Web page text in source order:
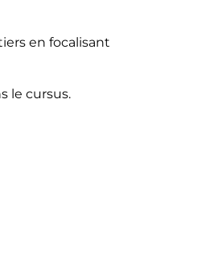
en focalisant
le cursus.